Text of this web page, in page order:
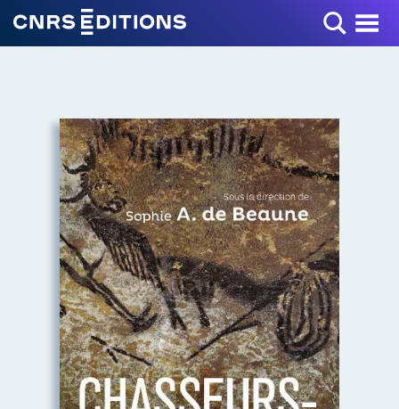
Toggle Menu
+